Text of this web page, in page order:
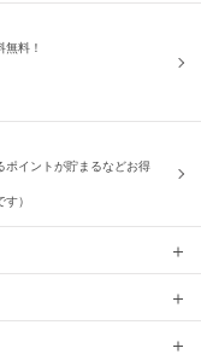
料！
ポイントが貯まるなどお得
）